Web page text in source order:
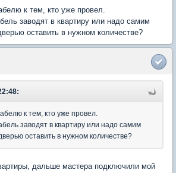
к тем, кто уже провел.
заводят в квартиру или надо самим
оставить в нужном количестве?
к тем, кто уже провел.
заводят в квартиру или надо самим
оставить в нужном количестве?
дальше мастера подключили мой